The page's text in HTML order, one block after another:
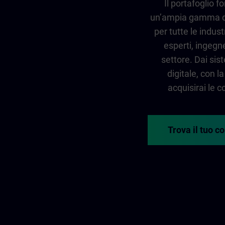
Il portafoglio
un’ampia gamma
per tutte le
esperti,
settore. Dai
digitale, con
acquisirai le
Trova il tuo